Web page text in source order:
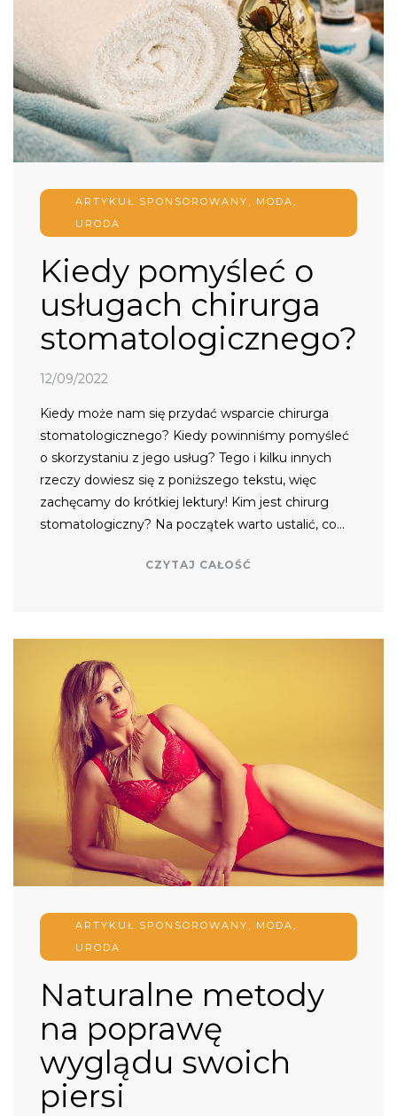
ARTYKUŁ SPONSOROWANY, MODA,
URODA
Kiedy pomyśleć o
usługach chirurga
stomatologicznego?
12/09/2022
Kiedy może nam się przydać wsparcie chirurga
stomatologicznego? Kiedy powinniśmy pomyśleć
o skorzystaniu z jego usług? Tego i kilku innych
rzeczy dowiesz się z poniższego tekstu, więc
zachęcamy do krótkiej lektury! Kim jest chirurg
stomatologiczny? Na początek warto ustalić, co…
CZYTAJ CAŁOŚĆ
ARTYKUŁ SPONSOROWANY, MODA,
URODA
Naturalne metody
na poprawę
wyglądu swoich
piersi